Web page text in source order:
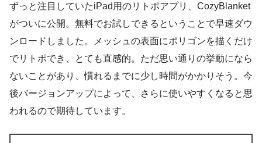
ずっと注目していたiPad用のリトポアプリ、CozyBlanket
がついに公開。無料でお試しできるということで早速ダウ
ンロードしました。メッシュの表面にポリゴンを描くだけ
でリトポでき、とても直感的。ただ思い通りの挙動になら
ないことがあり、慣れるまでに少し時間がかかりそう。今
後バージョンアップによって、さらに使いやすくなると思
われるので期待しています。